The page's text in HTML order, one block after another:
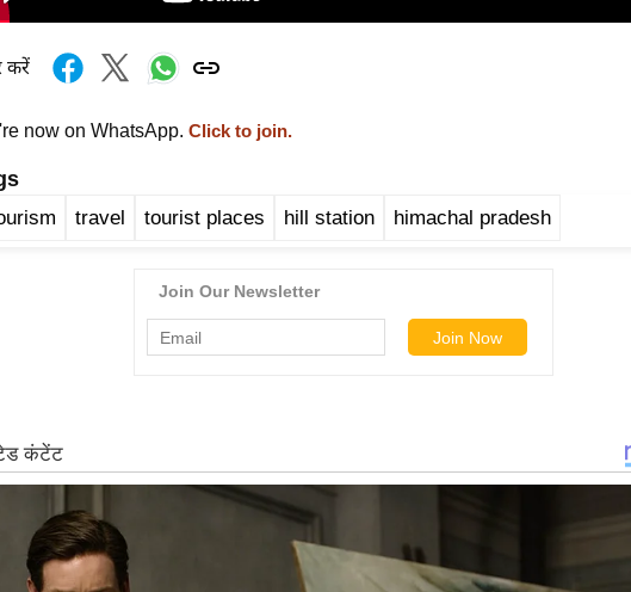
करें
now on WhatsApp. Click to join.
travel tourist places hill station himachal pradesh